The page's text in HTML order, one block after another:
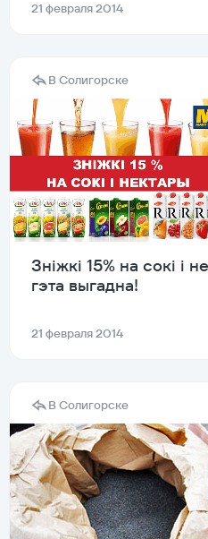
21 февраля 2014
В Солигорске
Знiжкi 15% на сокi i
гэта выгадна!
21 февраля 2014
В Солигорске